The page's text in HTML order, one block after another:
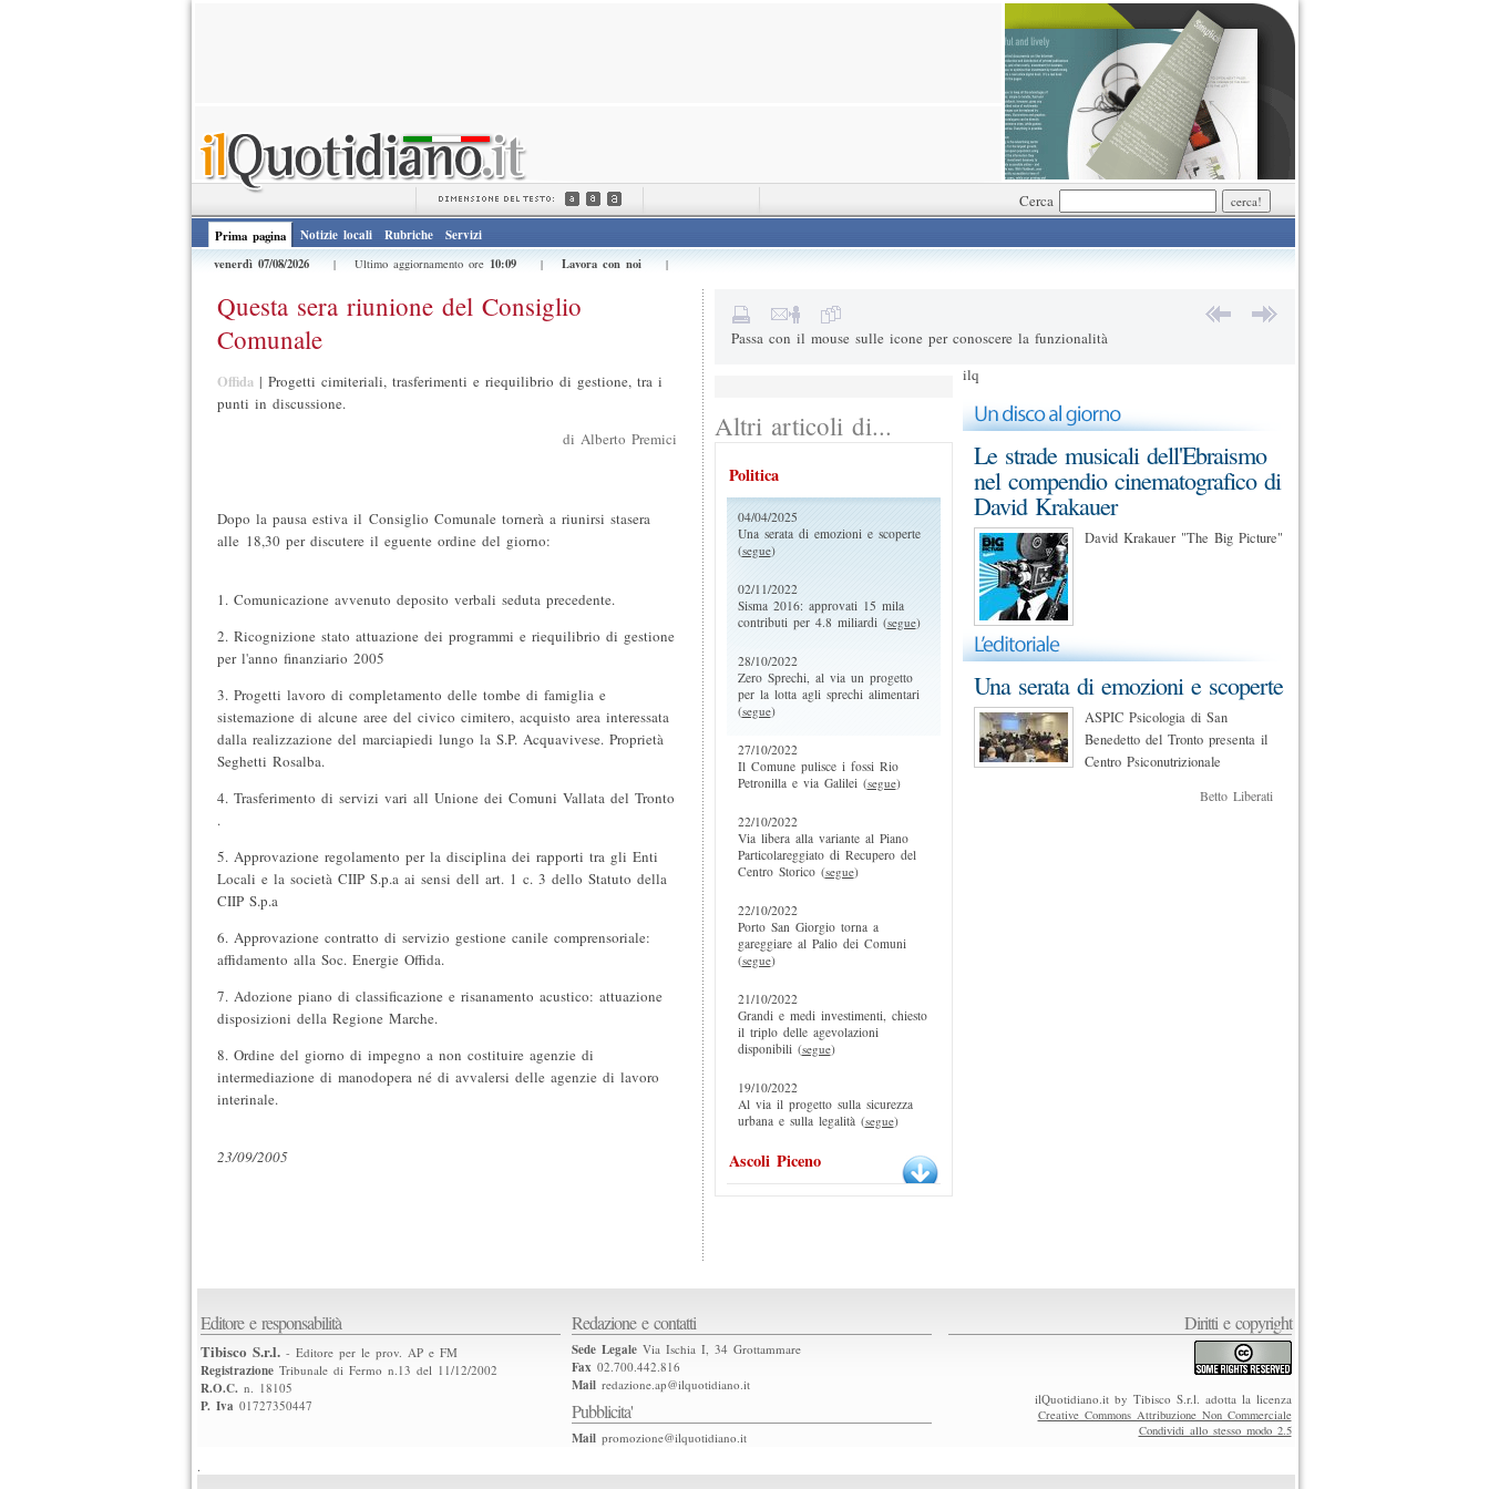
Cerca
Prima pagina Notizie locali Rubriche
Servizi
venerdì 07/08/2026
| Ultimo aggiornamento ore 10:09| Lavora con noi|
Questa sera riunione del Consiglio
Comunale
Offida| Progetti cimiteriali, trasferimenti e riequilibrio di gestione, tra i
punti in discussione.
di Alberto Premici
Dopo la pausa estiva il Consiglio Comunale tornerà a riunirsi stasera
alle 18,30 per discutere il eguente ordine del giorno:
1. Comunicazione avvenuto deposito verbali seduta precedente.
2. Ricognizione stato attuazione dei programmi e riequilibrio di gestione
per l'anno finanziario 2005
3. Progetti lavoro di completamento delle tombe di famiglia e
sistemazione di alcune aree del civico cimitero, acquisto area interessata
dalla realizzazione del marciapiedi lungo la S.P. Acquavivese. Proprietà
Seghetti Rosalba.
4. Trasferimento di servizi vari all Unione dei Comuni Vallata del Tronto
.
5. Approvazione regolamento per la disciplina dei rapporti tra gli Enti
Locali e la società CIIP S.p.a ai sensi dell art. 1 c. 3 dello Statuto della
CIIP S.p.a
6. Approvazione contratto di servizio gestione canile comprensoriale:
affidamento alla Soc. Energie Offida.
7. Adozione piano di classificazione e risanamento acustico: attuazione
disposizioni della Regione Marche.
8. Ordine del giorno di impegno a non costituire agenzie di
intermediazione di manodopera né di avvalersi delle agenzie di lavoro
interinale.
23/09/2005
Passa con il mouse sulle icone per conoscere la funzionalità
Il tuo nome *
Messaggio
Altri articoli di...
Politica
04/04/2025
Una serata di emozioni e scoperte
(segue)
02/11/2022
Sisma 2016: approvati 15 mila
contributi per 4.8 miliardi (segue)
28/10/2022
Zero Sprechi, al via un progetto
per la lotta agli sprechi alimentari
(segue)
27/10/2022
Il Comune pulisce i fossi Rio
Petronilla e via Galilei (segue)
22/10/2022
Via libera alla variante al Piano
Particolareggiato di Recupero del
Centro Storico (segue)
22/10/2022
Porto San Giorgio torna a
gareggiare al Palio dei Comuni
(segue)
21/10/2022
Grandi e medi investimenti, chiesto
il triplo delle agevolazioni
disponibili (segue)
19/10/2022
Al via il progetto sulla sicurezza
urbana e sulla legalità (segue)
Ascoli Piceno
ilq
Le strade musicali dell'Ebraismo
nel compendio cinematografico di
David Krakauer
David Krakauer "The Big Picture"
Una serata di emozioni e scoperte
ASPIC Psicologia di San
Benedetto del Tronto presenta il
Centro Psiconutrizionale
Betto Liberati
Editore e responsabilità
Tibisco S.r.l.- Editore per le prov. AP e FM
RegistrazioneTribunale di Fermo n.13 del 11/12/2002
R.O.C. n. 18105
P. Iva 01727350447
Redazione e contatti
Sede LegaleVia Ischia I, 34 Grottammare
Fax 02.700.442.816
Mailredazione.ap@ilquotidiano.it
Pubblicita'
Mailpromozione@ilquotidiano.it
Diritti e copyright
ilQuotidiano.it by Tibisco S.r.l. adotta la licenza
Creative Commons Attribuzione Non Commerciale
Condividi allo stesso modo 2.5
.